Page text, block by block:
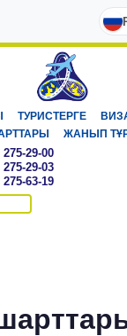
ТУРИСТЕРГЕ
ЖАНЫП
275-29-00
275-29-03
275-63-19